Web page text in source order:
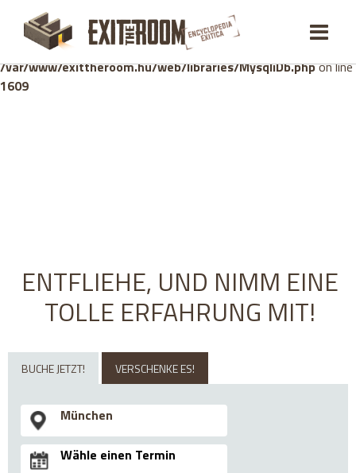
Warning: mysqli_stmt::bind_param(): Number of variables
doesn't match number of parameters in prepared statement in
/var/www/exittheroom.hu/web/libraries/MysqliDb.phpon line
1609
ENTFLIEHE, UND NIMM EINE
TOLLE ERFAHRUNG MIT!
BUCHE JETZT! VERSCHENKE ES!